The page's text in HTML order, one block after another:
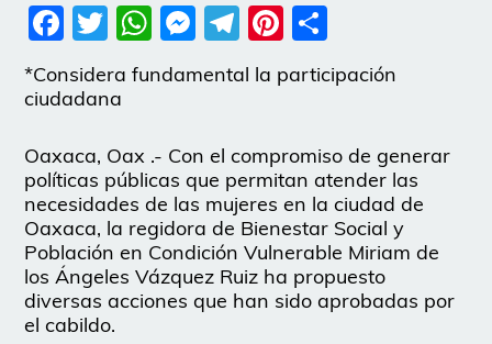
Facebook
Twitter
WhatsApp
Messenger
Telegram
Pinterest
*Considera fundamental la participación
ciudadana
Oaxaca, Oax .- Con el compromiso de generar
políticas públicas que permitan atender las
necesidades de las mujeres en la ciudad de
Oaxaca, la regidora de Bienestar Social y
Población en Condición Vulnerable Miriam de
los Ángeles Vázquez Ruiz ha propuesto
diversas acciones que han sido aprobadas por
el cabildo.